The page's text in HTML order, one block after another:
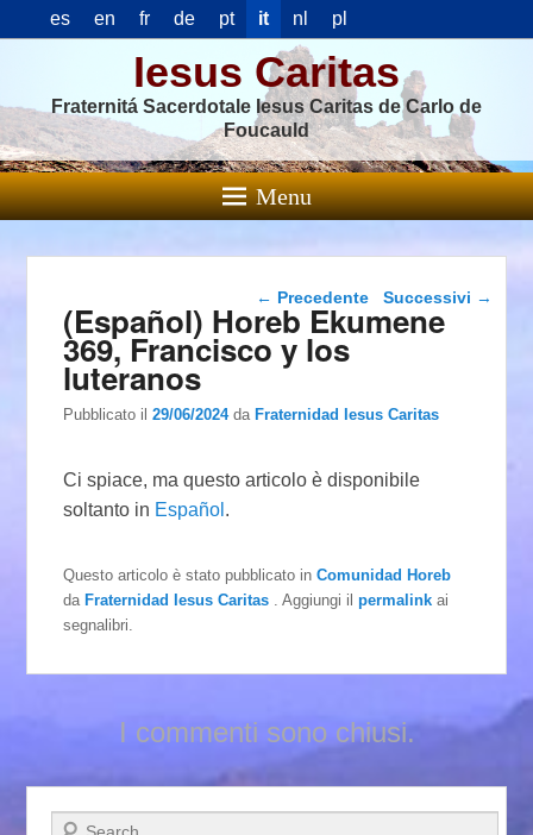
es en fr de pt it nl pl
Iesus Caritas
Fraternitá Sacerdotale Iesus Caritas de Carlo de
Foucauld
Menu
Navigazione articolo
← Precedente Successivi →
(Español) Horeb Ekumene
369, Francisco y los
luteranos
Pubblicato il29/06/2024 daFraternidad Iesus Caritas
Ci spiace, ma questo articolo è disponibile
soltanto in Español .
Questo articolo è stato pubblicato inComunidad Horeb
daFraternidad Iesus Caritas . Aggiungi ilpermalink ai
segnalibri.
I commenti sono chiusi.
Cerca